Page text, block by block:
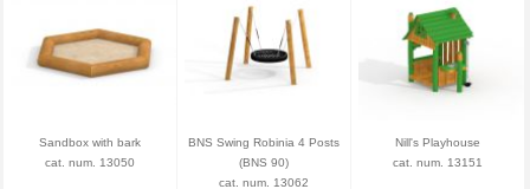
Sandbox with bark
cat. num. 13050
BNS Swing Robinia 4 Posts
(BNS 90)
cat. num. 13062
Nill's Playhouse
cat. num. 13151